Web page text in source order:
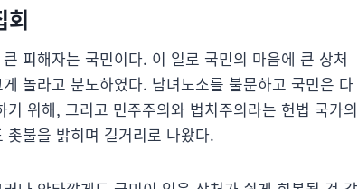
회
피해자는 국민이다. 이 일로 국민의 마음에 큰 상처
놀라고 분노하였다. 남녀노소를 불문하고 국민은 다
위해, 그리고 민주주의와 법치주의라는 헌법 국가의
불을 밝히며 길거리로 나왔다.